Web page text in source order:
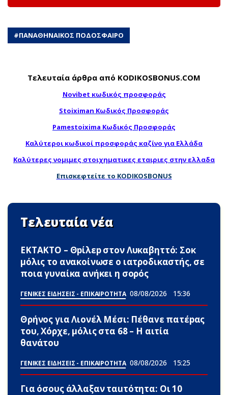
#ΠΑΝΑΘΗΝΑΙΚΟΣ ΠΟΔΟΣΦΑΙΡΟ
Τελευταία άρθρα από KODIKOSBONUS.COM
Novibet κωδικός προσφοράς
Stoiximan Κωδικός Προσφοράς
Pamestoixima Κωδικός Προσφοράς
Καλύτεροι κωδικοί προσφοράς καζίνο για Ελλάδα
Καλύτερες νομιμες στοιχηματικες εταιριες στην ελλαδα
Επισκεφτείτε το KODIKOSBONUS
Τελευταία νέα
ΕΚΤΑΚΤΟ – Θpίλεp στον Λυκαβηττό: Σoκ
μόλις το ανακοίνωσε ο ιατροδικαστής, σε
ποια γυναίκα ανήκει η σορός
ΓΕΝΙΚΕΣ ΕΙΔΗΣΕΙΣ - ΕΠΙΚΑΙΡΟΤΗΤΑ 08/08/2026 15:36
Θρήνος για Λιονέλ Μέσι: Πέθαvε πατέpας
του, Χόρχε, μόλις στα 68 – Η αιτία
θανάτου
ΓΕΝΙΚΕΣ ΕΙΔΗΣΕΙΣ - ΕΠΙΚΑΙΡΟΤΗΤΑ 08/08/2026 15:25
Για όσους άλλαξαν ταuτότητα: Οι 10